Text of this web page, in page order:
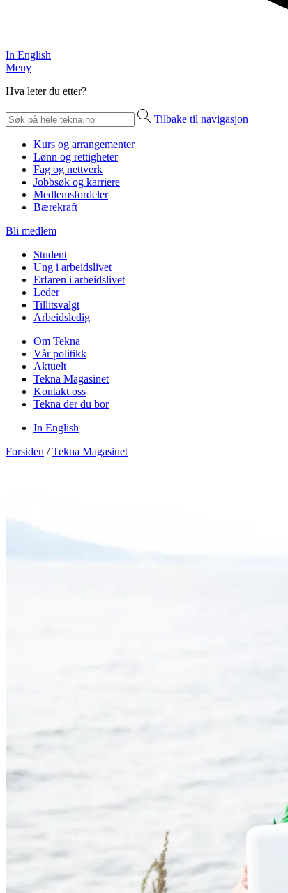
In English
Meny
Hva leter du etter?
Tilbake til navigasjon
Kurs og arrangementer
Lønn og rettigheter
Fag og nettverk
Jobbsøk og karriere
Medlemsfordeler
Bærekraft
Bli medlem
Student
Ung i arbeidslivet
Erfaren i arbeidslivet
Leder
Tillitsvalgt
Arbeidsledig
Om Tekna
Vår politikk
Aktuelt
Tekna Magasinet
Kontakt oss
Tekna der du bor
In English
Forsiden / Tekna Magasinet